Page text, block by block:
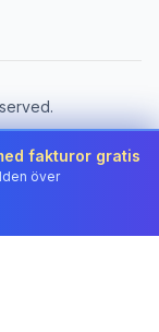
fakturor gratis
över